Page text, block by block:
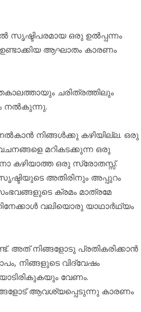
ഒരു ഉൽപ്പന്നം
ആഘാതം കാരണം
ചരിത്രത്തിലും
നൽകുന്നു.
നിങ്ങൾക്കു കഴിയില്ല. ഒരു
മറികടക്കുന്ന ഒരു
കഴിയാത്ത ഒരു സ്രോതസ്സ്.
അതിരിനും അപ്പുറം
ക്രമം മാത്രമേ
വലിയൊരു യാഥാർഥ്യം
അത് നിങ്ങളോടു പ്രതികരിക്കാൻ
നിങ്ങളുടെ വിദ്വേഷം
വേണം.
ആവശ്യപ്പെടുന്നു കാരണം